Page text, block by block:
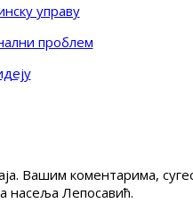
управу
проблем
Вашим коментарима,
насеља Лепосавић.